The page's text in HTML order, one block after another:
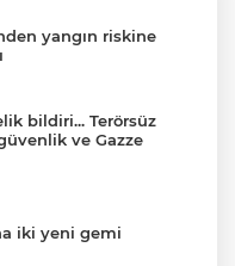
yangın riskine
bildiri... Terörsüz
ve Gazze
iki yeni gemi